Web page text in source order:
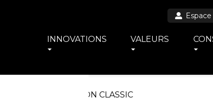
INNOVATIONS VALEURS
COLLECTION CLASSIC